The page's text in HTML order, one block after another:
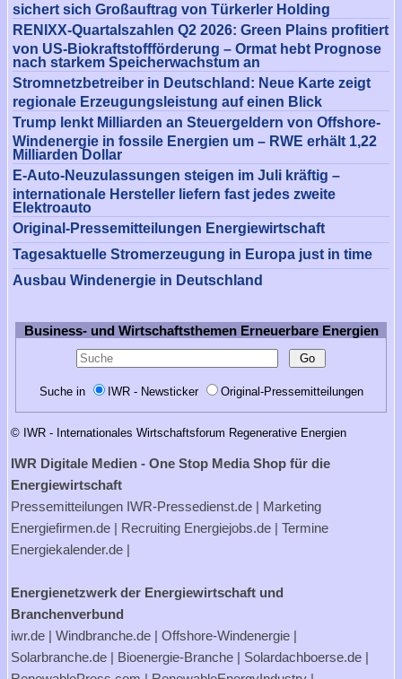
sichert sich Großauftrag von Türkerler Holding
RENIXX-Quartalszahlen Q2 2026: Green Plains profitiert
von US-Biokraftstoffförderung – Ormat hebt Prognose
nach starkem Speicherwachstum an
Stromnetzbetreiber in Deutschland: Neue Karte zeigt
regionale Erzeugungsleistung auf einen Blick
Trump lenkt Milliarden an Steuergeldern von Offshore-
Windenergie in fossile Energien um – RWE erhält 1,22
Milliarden Dollar
E-Auto-Neuzulassungen steigen im Juli kräftig –
internationale Hersteller liefern fast jedes zweite
Elektroauto
Original-Pressemitteilungen Energiewirtschaft
Tagesaktuelle Stromerzeugung in Europa just in time
Ausbau Windenergie in Deutschland
Business- und Wirtschaftsthemen Erneuerbare Energien
Suche in IWR - Newsticker Original-Pressemitteilungen
© IWR - Internationales Wirtschaftsforum Regenerative Energien
IWR Digitale Medien - One Stop Media Shop für die
Energiewirtschaft
Pressemitteilungen IWR-Pressedienst.de | Marketing
Energiefirmen.de | Recruiting Energiejobs.de | Termine
Energiekalender.de |
Energienetzwerk der Energiewirtschaft und
Branchenverbund
iwr.de | Windbranche.de | Offshore-Windenergie |
Solarbranche.de | Bioenergie-Branche | Solardachboerse.de |